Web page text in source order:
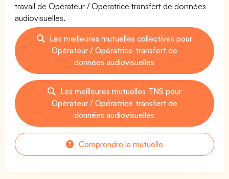
travail de Opérateur / Opératrice transfert de données
audiovisuelles.
Les meilleures mutuelles collectives pour
Opérateur / Opératrice transfert de
données audiovisuelles
Les meilleures mutuelles TNS pour
Opérateur / Opératrice transfert de
données audiovisuelles
Comprendre la mutuelle